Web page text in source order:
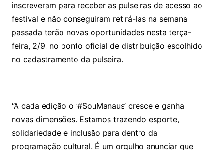
inscreveram para receber as pulseiras de acesso ao
festival e não conseguiram retirá-las na semana
passada terão novas oportunidades nesta terça-
feira, 2/9, no ponto oficial de distribuição escolhido
no cadastramento da pulseira.
“A cada edição o ‘#SouManaus’ cresce e ganha
novas dimensões. Estamos trazendo esporte,
solidariedade e inclusão para dentro da
programação cultural. É um orgulho anunciar que